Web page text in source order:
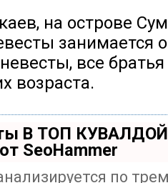
на острове
занимается
все
возраста.
В ТОП
SeoHammer
по